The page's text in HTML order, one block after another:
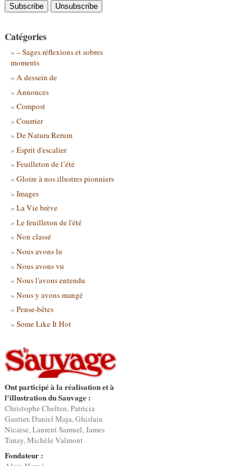
Catégories
– Sages réflexions et sobres
moments
A dessein de
Annonces
Compost
Courrier
De Natura Rerum
Esprit d'escalier
Feuilleton de l’été
Gloire à nos illustres pionniers
Images
La Vie brève
Le feuilleton de l'été
Non classé
Nous avons lu
Nous avons vu
Nous l'avons entendu
Nous y avons mangé
Pense-bêtes
Some Like It Hot
Ont participé à la réalisation et à
l'illustration du Sauvage :
Christophe Chelten, Patricia
Gautier, Daniel Maja, Ghislain
Nicaise, Laurent Samuel, James
Tanay, Michèle Valmont
Fondateur :